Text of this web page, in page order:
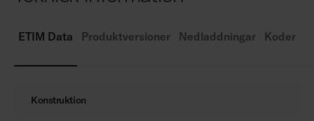
MacAdam 3 SDCM.
(230V).
ETIM Data Produktversioner Nedladdningar Koder
Konstruktion